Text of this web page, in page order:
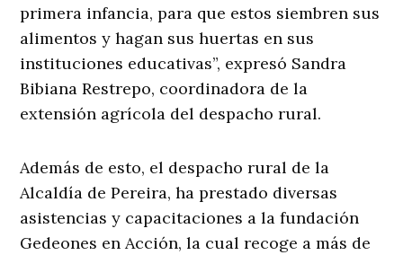
primera infancia, para que estos siembren sus
alimentos y hagan sus huertas en sus
instituciones educativas”, expresó Sandra
Bibiana Restrepo, coordinadora de la
extensión agrícola del despacho rural.
Además de esto, el despacho rural de la
Alcaldía de Pereira, ha prestado diversas
asistencias y capacitaciones a la fundación
Gedeones en Acción, la cual recoge a más de